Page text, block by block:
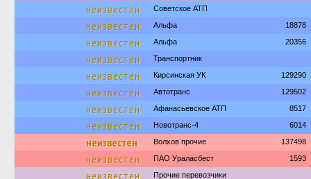
неизвестен Советское АТП
неизвестен Альфа 18878
неизвестен Альфа 20356
неизвестен Транспортник
неизвестен Кирсинская УК 129290
неизвестен Автотранс 129502
неизвестен Афанасьевское АТП 8517
неизвестен Новотранс-4 6014
неизвестен Волхов прочие 137498
неизвестен ПАО Ураласбест 1593
неизвестен Прочие перевозчики